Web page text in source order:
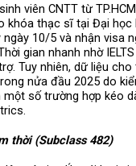
viên CNTT từ
khóa thạc sĩ tại Đại học
ngày 10/5 và nhận visa
gian nhanh nhờ
Tuy nhiên, dữ liệu
nửa đầu 2025 do
một số trường hợp kéo
thời (Subclass 482)